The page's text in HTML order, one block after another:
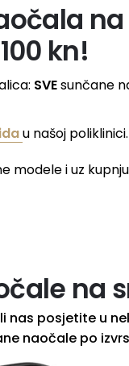
kn!
SVEsunčane
u našoj poliklinici.
modele i uz
na
posjetite u
naočale po